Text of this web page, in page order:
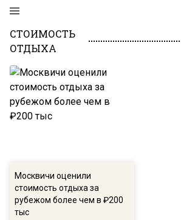
СТОИМОСТЬ
ОТДЫХА
Москвичи оценили
стоимость отдыха за
рубежом более чем в ₽200
тыс